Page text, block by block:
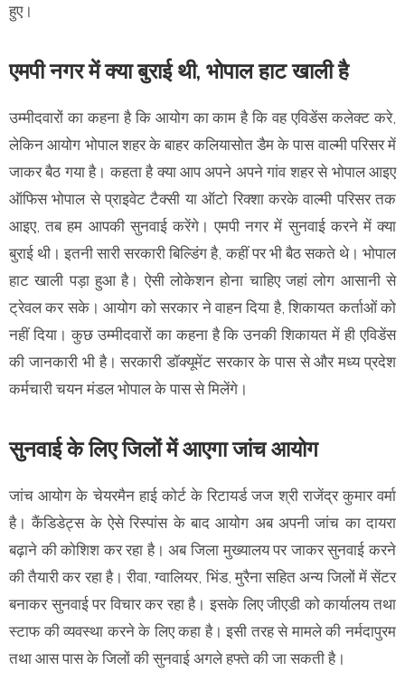
हुए।
एमपी नगर में क्या बुराई थी, भोपाल हाट खाली है
उम्मीदवारों का कहना है कि आयोग का काम है कि वह एविडेंस कलेक्ट करे,
लेकिन आयोग भोपाल शहर के बाहर कलियासोत डैम के पास वाल्मी परिसर में
जाकर बैठ गया है। कहता है क्या आप अपने अपने गांव शहर से भोपाल आइए
ऑफिस भोपाल से प्राइवेट टैक्सी या ऑटो रिक्शा करके वाल्मी परिसर तक
आइए, तब हम आपकी सुनवाई करेंगे। एमपी नगर में सुनवाई करने में क्या
बुराई थी। इतनी सारी सरकारी बिल्डिंग है, कहीं पर भी बैठ सकते थे। भोपाल
हाट खाली पड़ा हुआ है। ऐसी लोकेशन होना चाहिए जहां लोग आसानी से
ट्रेवल कर सके। आयोग को सरकार ने वाहन दिया है, शिकायत कर्ताओं को
नहीं दिया। कुछ उम्मीदवारों का कहना है कि उनकी शिकायत में ही एविडेंस
की जानकारी भी है। सरकारी डॉक्यूमेंट सरकार के पास से और मध्य प्रदेश
कर्मचारी चयन मंडल भोपाल के पास से मिलेंगे।
सुनवाई के लिए जिलों में आएगा जांच आयोग
जांच आयोग के चेयरमैन हाई कोर्ट के रिटायर्ड जज श्री राजेंद्र कुमार वर्मा
है। कैंडिडेट्स के ऐसे रिस्पांस के बाद आयोग अब अपनी जांच का दायरा
बढ़ाने की कोशिश कर रहा है। अब जिला मुख्यालय पर जाकर सुनवाई करने
की तैयारी कर रहा है। रीवा, ग्वालियर, भिंड, मुरैना सहित अन्य जिलों में सेंटर
बनाकर सुनवाई पर विचार कर रहा है। इसके लिए जीएडी को कार्यालय तथा
स्टाफ की व्यवस्था करने के लिए कहा है। इसी तरह से मामले की नर्मदापुरम
तथा आस पास के जिलों की सुनवाई अगले हफ्ते की जा सकती है।